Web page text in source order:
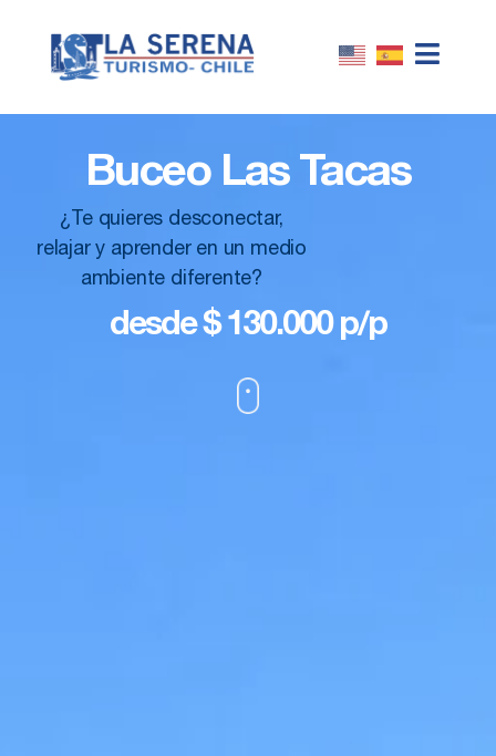
Buceo Las Tacas
¿Te quieres desconectar,
relajar y aprender en un medio
ambiente diferente?
desde $ 130.000 p/p